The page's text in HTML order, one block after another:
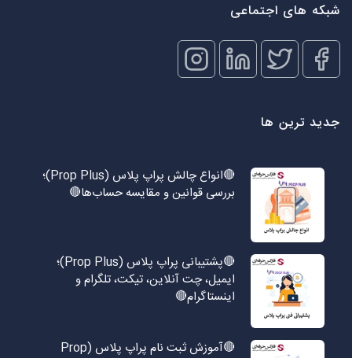
شبکه های اجتماعی
جدید ترین ها
🔴انواع چالش پراپ پلاس (Prop Plus)؛
بررسی قوانین و مقایسه حساب‌ها🔴
🔴پشتیبانی پراپ پلاس (Prop Plus)؛
ایمیل، چت آنلاین، تیکت، تلگرام و
اینستاگرام🔴
🔴آموزش ثبت نام پراپ پلاس (Prop